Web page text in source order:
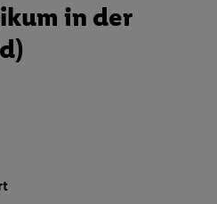
in der